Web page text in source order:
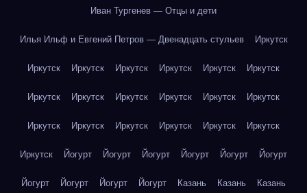
Иван Тургенев — Отцы и дети
Илья Ильф и Евгений Петров — Двенадцать стульев Иркутск
Иркутск Иркутск Иркутск Иркутск Иркутск Иркутск
Иркутск Иркутск Иркутск Иркутск Иркутск Иркутск
Иркутск Иркутск Иркутск Иркутск Иркутск Иркутск
Иркутск Йогурт Йогурт Йогурт Йогурт Йогурт Йогурт
Йогурт Йогурт Йогурт Йогурт Казань Казань Казань